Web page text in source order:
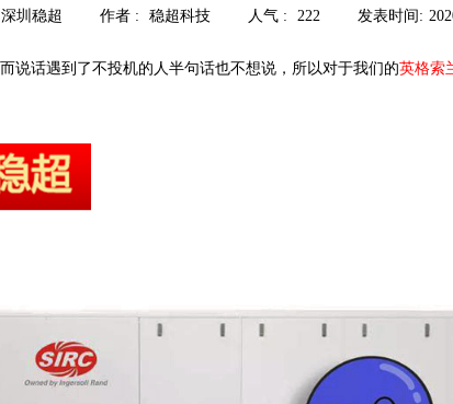
深圳稳超 作者 : 稳超科技 人气 : 222 发表时间:
而说话遇到了不投机的人半句话也不想说 ， 所以对于我们的英格索